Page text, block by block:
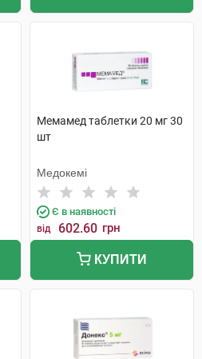
Мемамед таблетки 20 мг 30
шт
Медокемі
Є в наявності
від 602.60 грн
КУПИТИ